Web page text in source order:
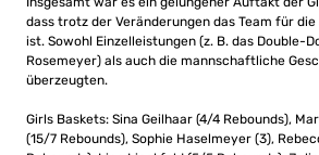
dass trotz der Veränderungen das Team für
ist. Sowohl Einzelleistungen (z. B. das Double-
Rosemeyer) als auch die mannschaftliche
überzeugten.
Girls Baskets: Sina Geilhaar (4/4 Rebounds),
(15/7 Rebounds), Sophie Haselmeyer (3),